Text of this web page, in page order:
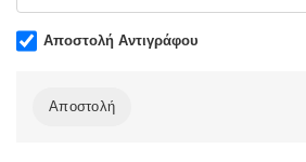
Αποστολή Αντιγράφου
Αποστολή